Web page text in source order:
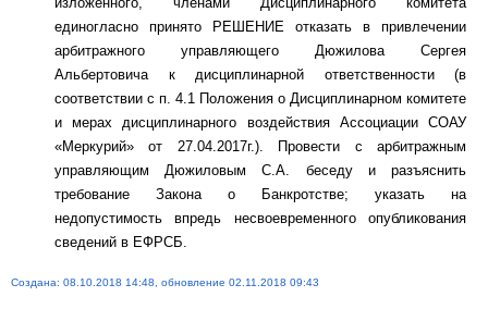
единогласно принято РЕШЕНИЕ отказать в привлечении
арбитражного управляющего Дюжилова Сергея
Альбертовича к дисциплинарной ответственности (в
соответствии с п. 4.1 Положения о Дисциплинарном комитете
и мерах дисциплинарного воздействия Ассоциации СОАУ
«Меркурий» от 27.04.2017г.). Провести с арбитражным
управляющим Дюжиловым С.А. беседу и разъяснить
требование Закона о Банкротстве; указать на
недопустимость впредь несвоевременного опубликования
сведений в ЕФРСБ.
Создана: 08.10.2018 14:48, обновление 02.11.2018 09:43